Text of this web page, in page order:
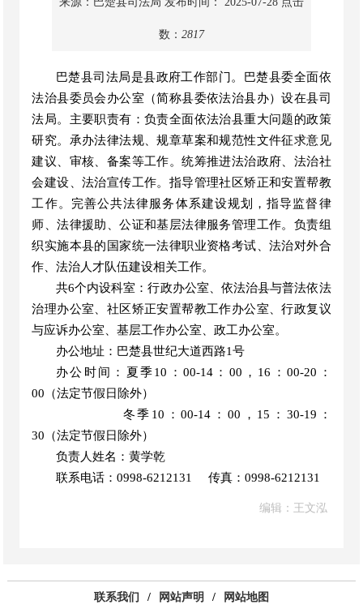
数： 2817
巴楚县司法局是县政府工作部门。巴楚县委全面依
法治县委员会办公室（简称县委依法治县办）设在县司
法局。主要职责有：负责全面依法治县重大问题的政策
研究。承办法律法规、规章草案和规范性文件征求意见
建议、审核、备案等工作。统筹推进法治政府、法治社
会建设、法治宣传工作。指导管理社区矫正和安置帮教
工作。完善公共法律服务体系建设规划，指导监督律
师、法律援助、公证和基层法律服务管理工作。负责组
织实施本县的国家统一法律职业资格考试、法治对外合
作、法治人才队伍建设相关工作。
共6个内设科室：行政办公室、依法治县与普法依法
治理办公室、社区矫正安置帮教工作办公室、行政复议
与应诉办公室、基层工作办公室、政工办公室。
办公地址：巴楚县世纪大道西路1号
办公时间：夏季10：00-14：00，16：00-20：
00（法定节假日除外）
冬季 10：00-14：00，15：30-19：
30（法定节假日除外）
负责人姓名：黄学乾
联系电话： 0998-6212131 传真：0998-6212131
编辑：王文泓
联系我们 / 网站声明 / 网站地图